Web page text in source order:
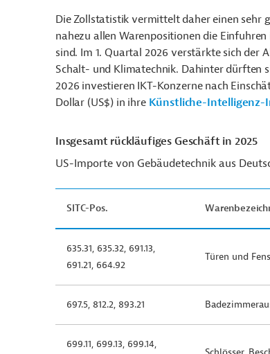
Die Zollstatistik vermittelt daher einen sehr
nahezu allen Warenpositionen die
sind. Im 1. Quartal 2026 verstärkte sich der
Schalt- und Klimatechnik. Dahinter dürften
2026 investieren IKT-Konzerne nach
Dollar (US$) in ihre Künstliche-
Insgesamt rückläufiges Geschäft in 2025
US-Importe von Gebäudetechnik aus
SITC-Pos.
635.31, 635.32, 691.13,
691.21, 664.92
Türen und
697.5, 812.2, 893.21
699.11, 699.13, 699.14,